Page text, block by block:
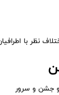
نظر با
جشن و سرور